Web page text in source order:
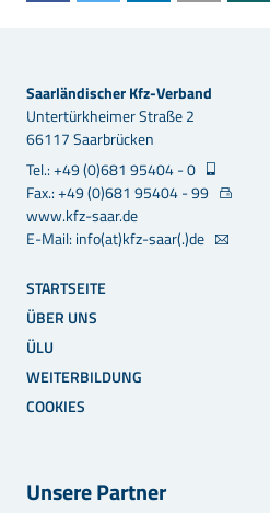
Saarländischer Kfz-Verband
Untertürkheimer Straße 2
66117 Saarbrücken
Tel.: +49 (0)681 95404 - 0
Fax.: +49 (0)681 95404 - 99
www.kfz-saar.de
E-Mail: info(at)kfz-saar(.)de
STARTSEITE
ÜBER UNS
ÜLU
WEITERBILDUNG
COOKIES
Unsere Partner